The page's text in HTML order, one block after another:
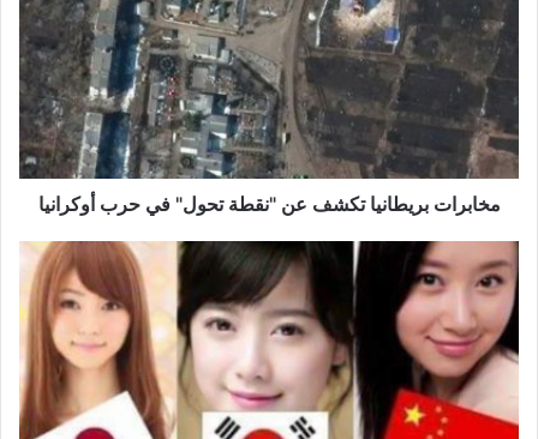
تكشف
عن
"نقطة
تحول"
في
حرب
أوكرانيا
مخابرات بريطانيا تكشف عن "نقطة تحول" في حرب أوكرانيا
الشبه
بين
الكوريون
و
الصينيون
اليابانيون